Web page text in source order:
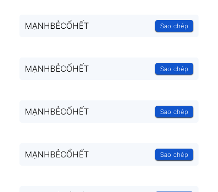
MẠNHBẺCỔHẾT Sao chép
MẠNHBẺCỔHẾT Sao chép
MẠNHBẺCỔHẾT Sao chép
MẠNHBẺCỔHẾT Sao chép